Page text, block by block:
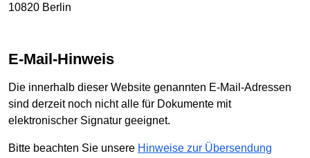
10820 Berlin
E-Mail-Hinweis
Die innerhalb dieser Website genannten E-Mail-Adressen
sind derzeit noch nicht alle für Dokumente mit
elektronischer Signatur geeignet.
Bitte beachten Sie unsere Hinweise zur Übersendung